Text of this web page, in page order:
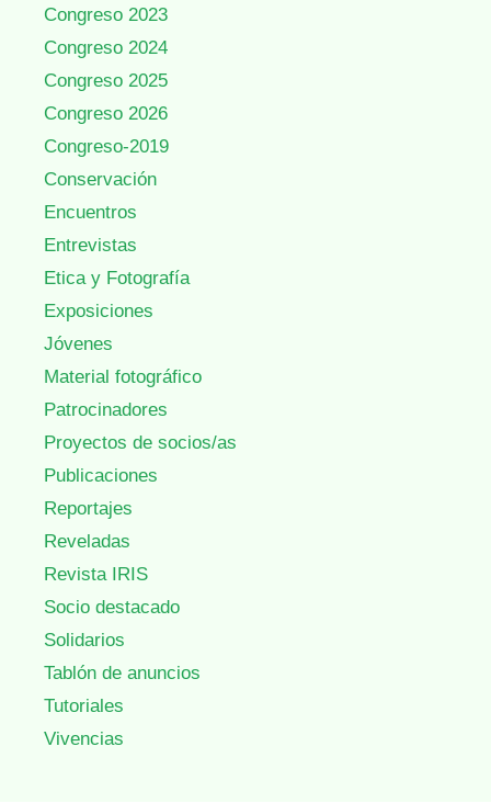
Congreso 2023
Congreso 2024
Congreso 2025
Congreso 2026
Congreso-2019
Conservación
Encuentros
Entrevistas
Etica y Fotografía
Exposiciones
Jóvenes
Material fotográfico
Patrocinadores
Proyectos de socios/as
Publicaciones
Reportajes
Reveladas
Revista IRIS
Socio destacado
Solidarios
Tablón de anuncios
Tutoriales
Vivencias